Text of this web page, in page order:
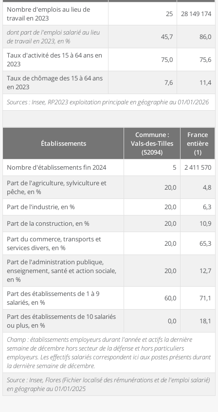
Nombre d'emplois au lieu de
travail en 2023
25 28 149 174
dont part de l'emploi salarié au lieu
de travail en 2023, en %
45,7 86,0
Taux d'activité des 15 à 64 ans en
2023
75,0 75,6
Taux de chômage des 15 à 64 ans
en 2023
7,6 11,4
Sources : Insee, RP2023 exploitation principale en géographie au 01/01/2026
Établissements
Commune :
Vals-des-Tilles
(52094)
France
entière
(1)
Nombre d'établissements fin 2024
5
2 411 570
Part de l'agriculture, sylviculture et
pêche, en %
20,0 4,8
Part de l'industrie, en % 20,0
6,3
Part de la construction, en %
20,0
10,9
Part du commerce, transports et
services divers, en %
20,0 65,3
Part de l'administration publique,
enseignement, santé et action sociale,
en %
20,0 12,7
Part des établissements de 1 à 9
salariés, en %
60,0 71,1
Part des établissements de 10 salariés
ou plus, en %
0,0 18,1
Champ : établissements employeurs durant l'année et actifs la dernière
semaine de décembre hors secteur de la défense et hors particuliers
employeurs. Les effectifs salariés correspondent ici aux postes présents durant
la dernière semaine de décembre.
Source : Insee, Flores (Fichier localisé des rémunérations et de l'emploi salarié)
en géographie au 01/01/2025